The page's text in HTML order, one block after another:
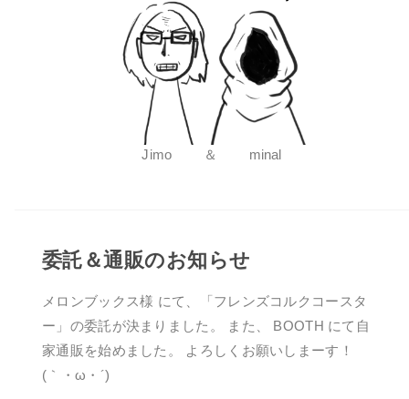
Jimo ＆ minal
委託＆通販のお知らせ
メロンブックス様 にて、「フレンズコルクコースタ
ー」の委託が決まりました。 また、 BOOTH にて自
家通販を始めました。 よろしくお願いしまーす！
(｀・ω・´)